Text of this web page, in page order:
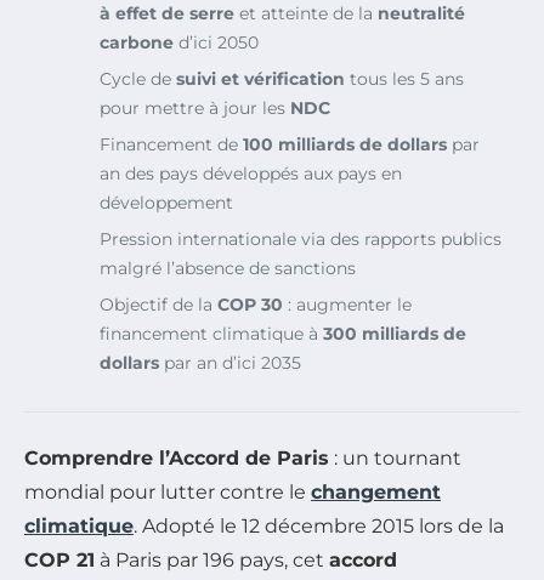
à effet de serre et atteinte de la neutralité
carbone d’ici 2050
Cycle de suivi et vérification tous les 5 ans
pour mettre à jour les NDC
Financement de 100 milliards de dollars par
an des pays développés aux pays en
développement
Pression internationale via des rapports publics
malgré l’absence de sanctions
Objectif de la COP 30 : augmenter le
financement climatique à 300 milliards de
dollars par an d’ici 2035
Comprendre l’Accord de Paris : un tournant
mondial pour lutter contre le changement
climatique. Adopté le 12 décembre 2015 lors de la
COP 21 à Paris par 196 pays, cet accord